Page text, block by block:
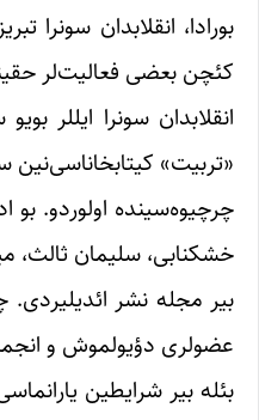
بورادا، انقلابدان
کئچن بعضی فعالیت‌لر
انقلابدان سونرا ایللر
«تربیت» کیتابخاناسی‌نین
چرچیوه‌سینده اولوردو.
خشکنابی، سلیمان ثالث،
بیر مجله نشر
عضولری دؤیولموش و
بئله بیر شرایطین